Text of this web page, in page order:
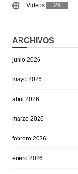
Videos 26
ARCHIVOS
junio 2026
mayo 2026
abril 2026
marzo 2026
febrero 2026
enero 2026